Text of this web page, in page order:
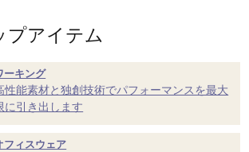
プアイテム
ーキング
性能素材と独創技術でパフォーマンスを最大
に引き出します
フィスウェア